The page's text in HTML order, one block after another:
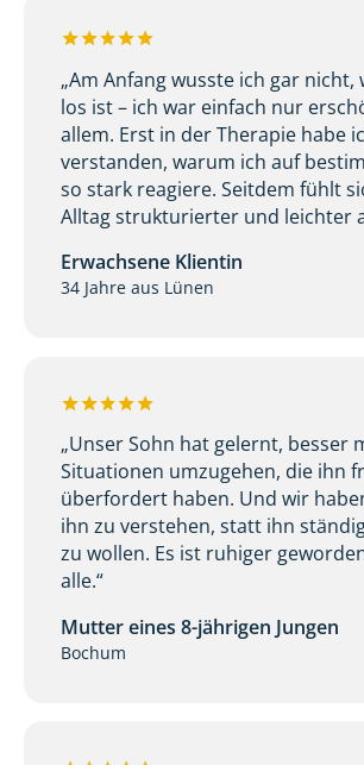
„Am Anfang wusste ich gar nicht,
los ist – ich war einfach nur
allem. Erst in der Therapie habe
verstanden, warum ich auf
so stark reagiere. Seitdem fühlt
Alltag strukturierter und leichter
Erwachsene Klientin
34 Jahre aus Lünen
„Unser Sohn hat gelernt, besser
Situationen umzugehen, die ihn
überfordert haben. Und wir
ihn zu verstehen, statt ihn
zu wollen. Es ist ruhiger
alle.“
Mutter eines 8-jährigen Jungen
Bochum